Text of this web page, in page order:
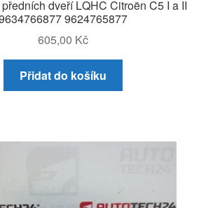
dveří LQHC Citroën C5 I a II
9624765877
605,00 Kč
Přidat do košíku